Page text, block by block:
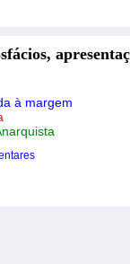
à margem